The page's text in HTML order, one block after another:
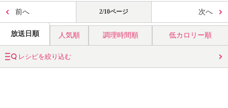
前へ 2/10ページ 次へ
放送日順 人気順 調理時間順 低カロリー順
レシピを絞り込む